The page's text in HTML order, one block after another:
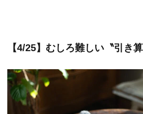
【4/25】むしろ難しい〝引き算